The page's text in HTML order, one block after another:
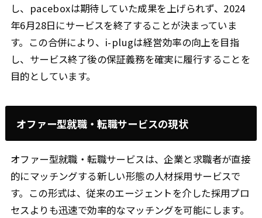
し、paceboxは期待していた成果を上げられず、2024
年6月28日にサービスを終了することが決まっていま
す。この合併により、i-plugは経営効率の向上を目指
し、サービス終了後の保証義務を確実に履行することを
目的としています。
オファー型就職・転職サービスの現状
オファー型就職・転職サービスは、企業と求職者が直接
的にマッチングする新しい形態の人材採用サービスで
す。この形式は、従来のエージェントを介した採用プロ
セスよりも迅速で効率的なマッチングを可能にします。